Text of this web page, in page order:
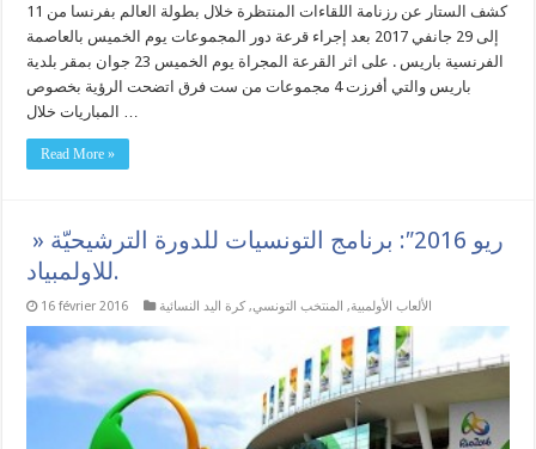
كشف الستار عن رزنامة اللقاءات المنتظرة خلال بطولة العالم بفرنسا من 11
إلى 29 جانفي 2017 بعد إجراء قرعة دور المجموعات يوم الخميس بالعاصمة
الفرنسية باريس . على اثر القرعة المجراة يوم الخميس 23 جوان بمقر بلدية
باريس والتي أفرزت 4 مجموعات من ست فرق اتضحت الرؤية بخصوص
Read More »
» ريو 2016″: برنامج التونسيات للدورة الترشيحيّة
للاولمبياد.
16 février 2016 الألعاب الأولمبية, المنتخب التونسي, كرة اليد النسائية